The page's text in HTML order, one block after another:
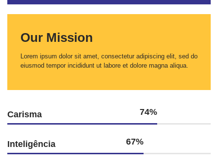
Our Mission
Lorem ipsum dolor sit amet, consectetur adipiscing elit, sed do
eiusmod tempor incididunt ut labore et dolore magna aliqua.
Carisma 80%
Inteligência 74%